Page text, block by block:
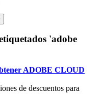
'adobe
ADOBE CLOUD
de descuentos para